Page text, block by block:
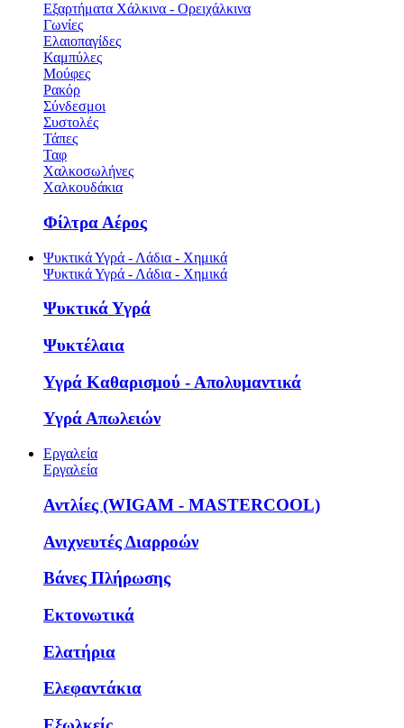
Εξαρτήματα Χάλκινα - Ορειχάλκινα
Γωνίες
Ελαιοπαγίδες
Καμπύλες
Μούφες
Ρακόρ
Σύνδεσμοι
Συστολές
Τάπες
Ταφ
Χαλκοσωλήνες
Χαλκουδάκια
Φίλτρα Αέρος
Ψυκτικά Υγρά - Λάδια - Χημικά
Ψυκτικά Υγρά - Λάδια - Χημικά
Ψυκτικά Υγρά
Ψυκτέλαια
Υγρά Καθαρισμού - Απολυμαντικά
Υγρά Απωλειών
Εργαλεία
Εργαλεία
Αντλίες (WIGAM - MASTERCOOL)
Ανιχνευτές Διαρροών
Βάνες Πλήρωσης
Εκτονωτικά
Ελατήρια
Ελεφαντάκια